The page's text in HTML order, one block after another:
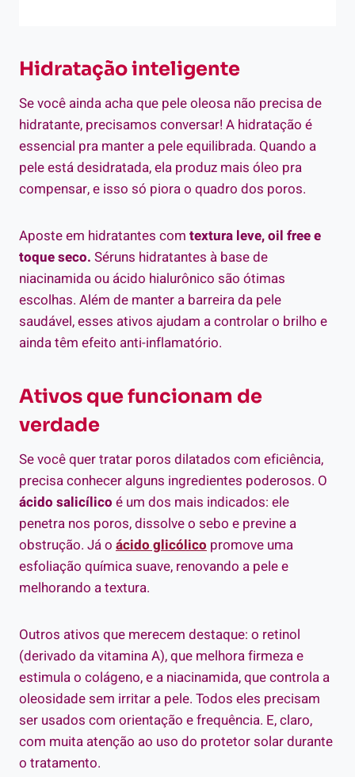
Hidratação inteligente
Se você ainda acha que pele oleosa não precisa de
hidratante, precisamos conversar! A hidratação é
essencial pra manter a pele equilibrada. Quando a
pele está desidratada, ela produz mais óleo pra
compensar, e isso só piora o quadro dos poros.
Aposte em hidratantes com textura leve, oil free e
toque seco. Séruns hidratantes à base de
niacinamida ou ácido hialurônico são ótimas
escolhas. Além de manter a barreira da pele
saudável, esses ativos ajudam a controlar o brilho e
ainda têm efeito anti-inflamatório.
Ativos que funcionam de
verdade
Se você quer tratar poros dilatados com eficiência,
precisa conhecer alguns ingredientes poderosos. O
ácido salicílico é um dos mais indicados: ele
penetra nos poros, dissolve o sebo e previne a
obstrução. Já o ácido glicólico promove uma
esfoliação química suave, renovando a pele e
melhorando a textura.
Outros ativos que merecem destaque: o retinol
(derivado da vitamina A), que melhora firmeza e
estimula o colágeno, e a niacinamida, que controla a
oleosidade sem irritar a pele. Todos eles precisam
ser usados com orientação e frequência. E, claro,
com muita atenção ao uso do protetor solar durante
o tratamento.